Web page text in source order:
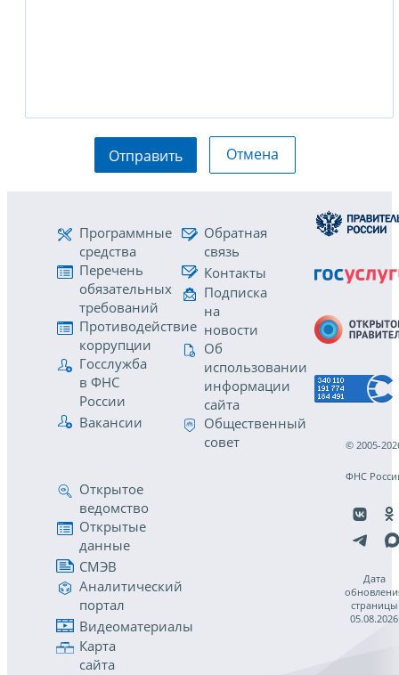
Отправить Отмена
Программные
средства
Перечень
обязательных
требований
Противодействие
коррупции
Госслужба
в ФНС
России
Вакансии
Обратная
связь
Контакты
Подписка
на
новости
Об
использовании
информации
сайта
Общественный
совет
Открытое
ведомство
Открытые
данные
СМЭВ
Аналитический
портал
Видеоматериалы
Карта
сайта
© 2005-
ФНС
Дата
страницы
05.08.2026